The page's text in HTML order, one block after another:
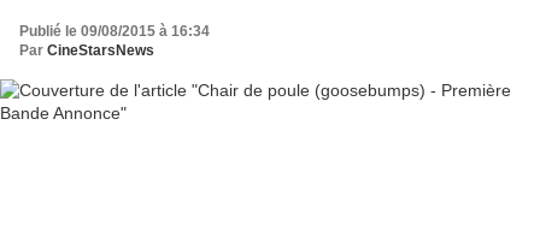
Publié le 09/08/2015 à 16:34
Par CineStarsNews